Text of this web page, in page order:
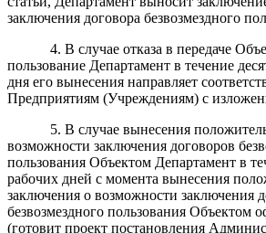
заключения договора безвозмездного
4. В случае отказа в передаче
пользование Департамент в течение
дня его вынесения направляет
Предприятиям (Учреждениям) с
5. В случае вынесения
возможности заключения договоров
пользования Объектом Департамент в
рабочих дней с момента вынесения
заключения о возможности заключения
безвозмездного пользования Объектом
(готовит проект постановления